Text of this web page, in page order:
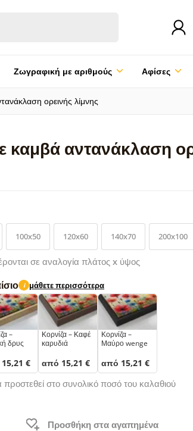
Ζωγραφική με αριθμούς Αφίσες
ορεινής λίμνης
καμβά αντανάκλαση
100x50 120x60 140x70 200x100
σε αναλογία πλάτος x ύψος
i μάθετε περισσότερα
–
δρυς
€
Κορνίζα – Καφέ
καρυδιά
από 15,21 €
Κορνίζα –
Μαύρο wenge
από 15,21 €
στο συνολικό ποσό του καλαθιού
Προσθήκη στα αγαπημένα